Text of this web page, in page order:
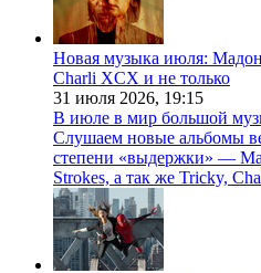
Новая музыка июля:
Charli XCX и не только
31 июля 2026, 19:15
В июле в мир большой
Слушаем новые альбомы
степени «выдержки» —
Strokes, а так же Tricky,